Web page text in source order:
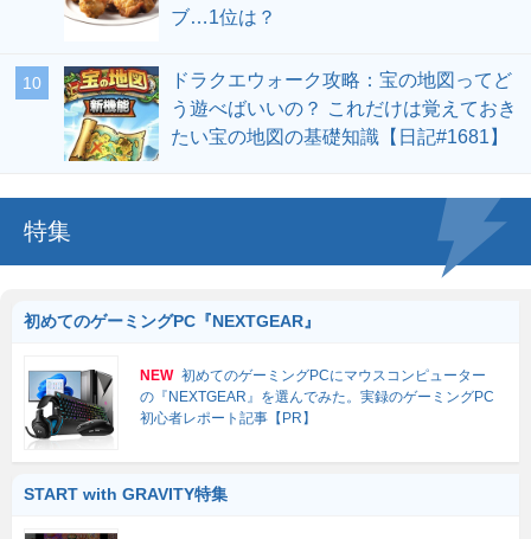
ブ…1位は？
ドラクエウォーク攻略：宝の地図ってど
う遊べばいいの？ これだけは覚えておき
たい宝の地図の基礎知識【日記#1681】
特集
初めてのゲーミングPC『NEXTGEAR』
NEW 初めてのゲーミングPCにマウスコンピューター
の『NEXTGEAR』を選んでみた。実録のゲーミングPC
初心者レポート記事【PR】
START with GRAVITY特集